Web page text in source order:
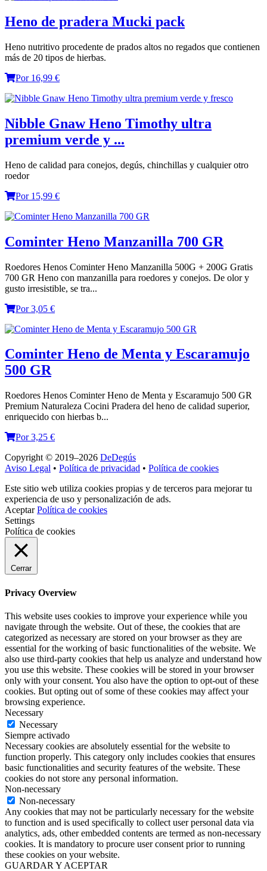
Heno de pradera Mucki pack
Heno nutritivo procedente de prados altos no regados que contienen
más de 20 tipos de hierbas.
Por 16,99 €
Nibble Gnaw Heno Timothy ultra
premium verde y ...
Heno de calidad para conejos, degús, chinchillas y cualquier otro
roedor
Por 15,99 €
Cominter Heno Manzanilla 700 GR
Roedores Henos Cominter Heno Manzanilla 500G + 200G Gratis
700 GR Heno con manzanilla para roedores y conejos. De olor y
gusto irresistible, se tra...
Por 3,05 €
Cominter Heno de Menta y Escaramujo
500 GR
Roedores Henos Cominter Heno de Menta y Escaramujo 500 GR
Premium Naturaleza Cocini Pradera del heno de calidad superior,
enriquecido con hierbas b...
Por 3,25 €
Copyright © 2019–2026 DeDegús
Aviso Legal • Política de privacidad • Política de cookies
Este sitio web utiliza cookies propias y de terceros para mejorar tu
experiencia de uso y personalización de ads.
Aceptar Política de cookies
Settings
Política de cookies
Cerrar
Privacy Overview
This website uses cookies to improve your experience while you
navigate through the website. Out of these, the cookies that are
categorized as necessary are stored on your browser as they are
essential for the working of basic functionalities of the website. We
also use third-party cookies that help us analyze and understand how
you use this website. These cookies will be stored in your browser
only with your consent. You also have the option to opt-out of these
cookies. But opting out of some of these cookies may affect your
browsing experience.
Necessary
Necessary
Siempre activado
Necessary cookies are absolutely essential for the website to
function properly. This category only includes cookies that ensures
basic functionalities and security features of the website. These
cookies do not store any personal information.
Non-necessary
Non-necessary
Any cookies that may not be particularly necessary for the website
to function and is used specifically to collect user personal data via
analytics, ads, other embedded contents are termed as non-necessary
cookies. It is mandatory to procure user consent prior to running
these cookies on your website.
GUARDAR Y ACEPTAR